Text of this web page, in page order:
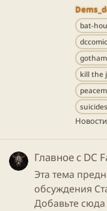
bat-
kill the
Новости
Главное с DC
Эта тема
обсуждения
Добавьте